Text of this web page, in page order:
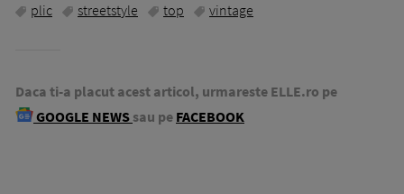
plic
streetstyle top vintage
Daca ti-a placut acest articol, urmareste ELLE.ro pe
GOOGLE NEWS sau pe FACEBOOK